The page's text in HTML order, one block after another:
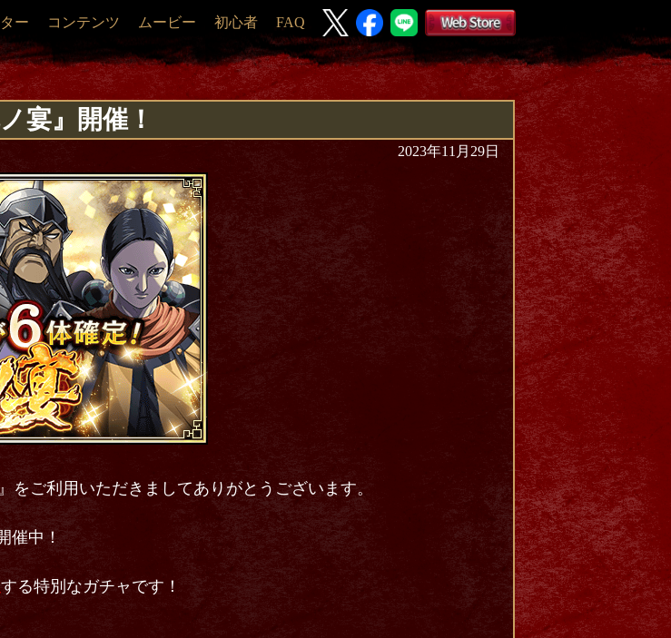
ー コンテンツ ムービー 初心者 FAQ
宴』開催！
2023年11月29日
ご利用いただきましてありがとうございます。
催中！
する特別なガチャです！